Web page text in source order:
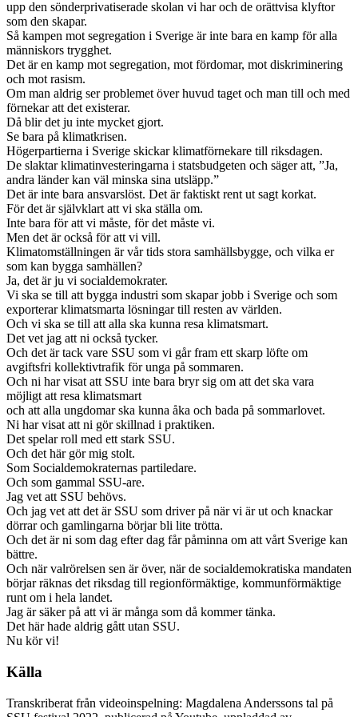
upp den sönderprivatiserade skolan vi har och de orättvisa klyftor
som den skapar.
Så kampen mot segregation i Sverige är inte bara en kamp för alla
människors trygghet.
Det är en kamp mot segregation, mot fördomar, mot diskriminering
och mot rasism.
Om man aldrig ser problemet över huvud taget och man till och med
förnekar att det existerar.
Då blir det ju inte mycket gjort.
Se bara på klimatkrisen.
Högerpartierna i Sverige skickar klimatförnekare till riksdagen.
De slaktar klimatinvesteringarna i statsbudgeten och säger att, ”Ja,
andra länder kan väl minska sina utsläpp.”
Det är inte bara ansvarslöst. Det är faktiskt rent ut sagt korkat.
För det är självklart att vi ska ställa om.
Inte bara för att vi måste, för det måste vi.
Men det är också för att vi vill.
Klimatomställningen är vår tids stora samhällsbygge, och vilka er
som kan bygga samhällen?
Ja, det är ju vi socialdemokrater.
Vi ska se till att bygga industri som skapar jobb i Sverige och som
exporterar klimatsmarta lösningar till resten av världen.
Och vi ska se till att alla ska kunna resa klimatsmart.
Det vet jag att ni också tycker.
Och det är tack vare SSU som vi går fram ett skarp löfte om
avgiftsfri kollektivtrafik för unga på sommaren.
Och ni har visat att SSU inte bara bryr sig om att det ska vara
möjligt att resa klimatsmart
och att alla ungdomar ska kunna åka och bada på sommarlovet.
Ni har visat att ni gör skillnad i praktiken.
Det spelar roll med ett stark SSU.
Och det här gör mig stolt.
Som Socialdemokraternas partiledare.
Och som gammal SSU-are.
Jag vet att SSU behövs.
Och jag vet att det är SSU som driver på när vi är ut och knackar
dörrar och gamlingarna börjar bli lite trötta.
Och det är ni som dag efter dag får påminna om att vårt Sverige kan
bättre.
Och när valrörelsen sen är över, när de socialdemokratiska mandaten
börjar räknas det riksdag till regionförmäktige, kommunförmäktige
runt om i hela landet.
Jag är säker på att vi är många som då kommer tänka.
Det här hade aldrig gått utan SSU.
Nu kör vi!
Källa
Transkriberat från videoinspelning: Magdalena Anderssons tal på